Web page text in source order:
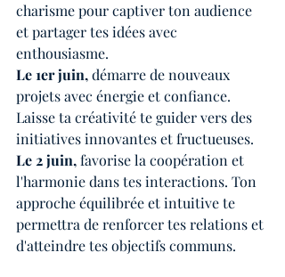
charisme pour captiver ton audience
et partager tes idées avec
enthousiasme.
Le 1er juin, démarre de nouveaux
projets avec énergie et confiance.
Laisse ta créativité te guider vers des
initiatives innovantes et fructueuses.
Le 2 juin, favorise la coopération et
l'harmonie dans tes interactions. Ton
approche équilibrée et intuitive te
permettra de renforcer tes relations et
d'atteindre tes objectifs communs.